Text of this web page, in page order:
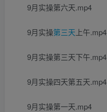
9月实操第六天.mp4
9月实操第三天 上午.mp4
9月实操第三天下午.mp4
9月实操四天第五天.mp4
9月实操第一天.mp4